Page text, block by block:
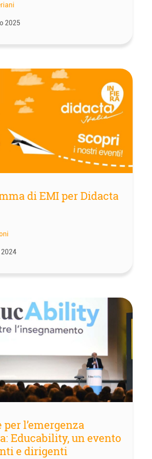
2025
di EMI per Didacta
2024
l’emergenza
Educability, un evento
e dirigenti